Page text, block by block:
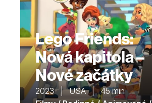
Lego Friends:
Nová kapitola –
Nové začátky
2023 | USA | 45 min